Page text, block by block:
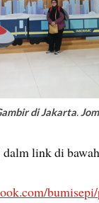
di Jakarta.
link di